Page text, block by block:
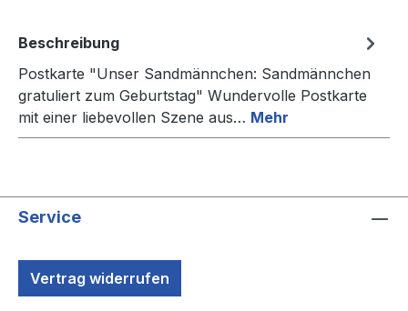
Beschreibung
Postkarte "Unser Sandmännchen: Sandmännchen
gratuliert zum Geburtstag" Wundervolle Postkarte
mit einer liebevollen Szene aus… Mehr
Service
Vertrag widerrufen